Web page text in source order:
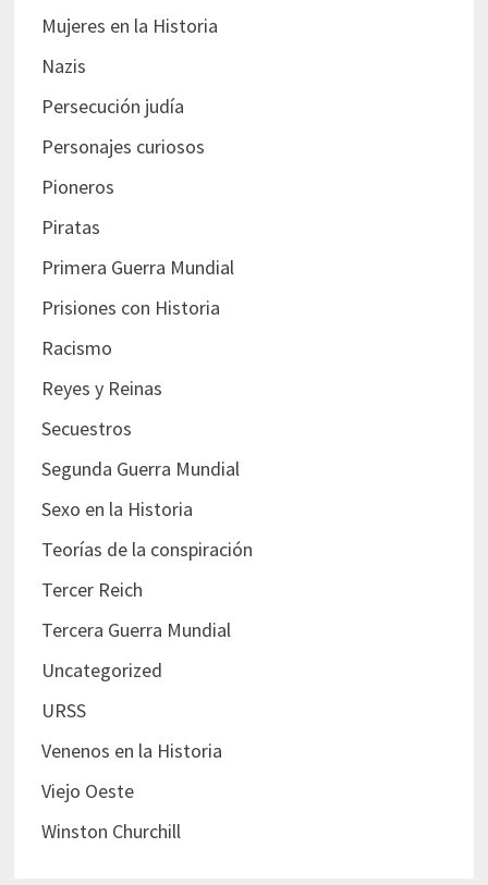
Mujeres en la Historia
Nazis
Persecución judía
Personajes curiosos
Pioneros
Piratas
Primera Guerra Mundial
Prisiones con Historia
Racismo
Reyes y Reinas
Secuestros
Segunda Guerra Mundial
Sexo en la Historia
Teorías de la conspiración
Tercer Reich
Tercera Guerra Mundial
Uncategorized
URSS
Venenos en la Historia
Viejo Oeste
Winston Churchill